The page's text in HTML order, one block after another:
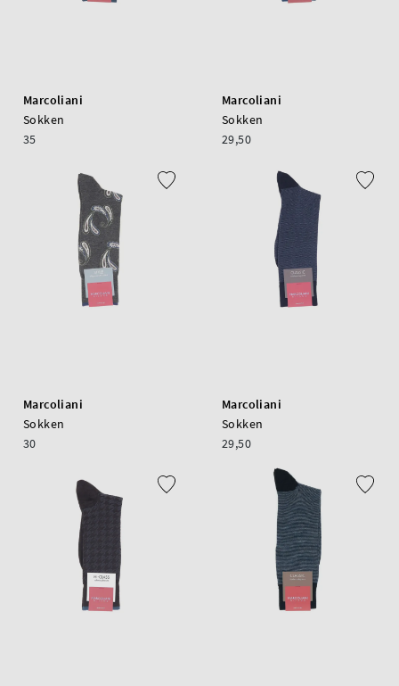
Marcoliani
Sokken
35
Marcoliani
Sokken
29,50
Marcoliani
Sokken
30
Marcoliani
Sokken
29,50